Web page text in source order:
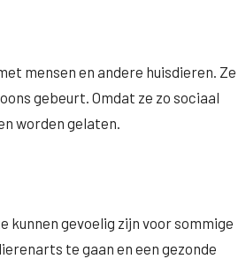
mensen en andere huisdieren. Ze
gebeurt. Omdat ze zo sociaal
worden gelaten.
kunnen gevoelig zijn voor sommige
te gaan en een gezonde